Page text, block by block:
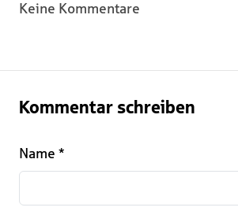
Keine Kommentare
Kommentar schreiben
Name *